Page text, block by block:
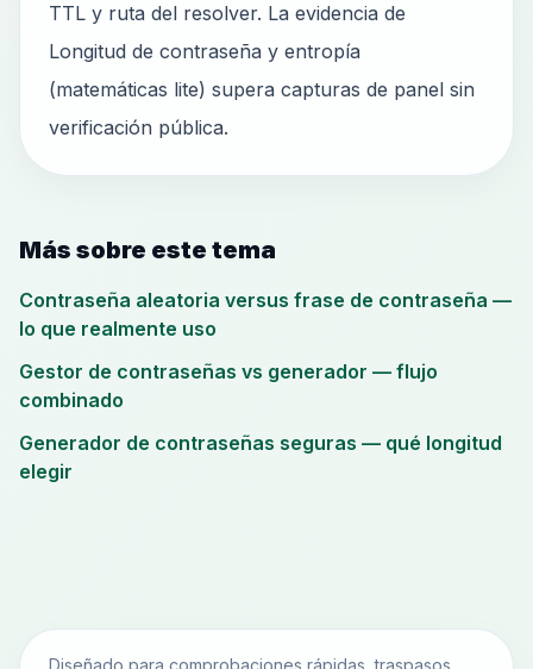
TTL y ruta del resolver. La evidencia de
Longitud de contraseña y entropía
(matemáticas lite) supera capturas de panel sin
verificación pública.
Más sobre este tema
Contraseña aleatoria versus frase de contraseña —
lo que realmente uso
Gestor de contraseñas vs generador — flujo
combinado
Generador de contraseñas seguras — qué longitud
elegir
Diseñado para comprobaciones rápidas, traspasos